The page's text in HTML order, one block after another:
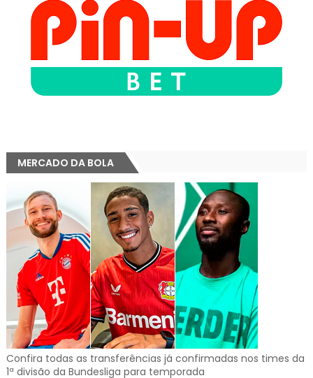
MERCADO DA BOLA
Confira todas as transferências já confirmadas nos times da
1ª divisão da Bundesliga para temporada